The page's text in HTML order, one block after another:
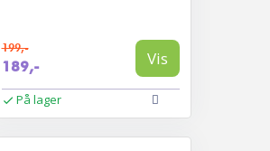
199,-
189,- Vis
På lager